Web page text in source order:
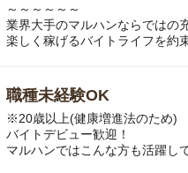
～～～～～～
業界大手のマルハンならではの
楽しく稼げるバイトライフを約
職種未経験OK
※20歳以上(健康増進法のため)
バイトデビュー歓迎！
マルハンではこんな方も活躍し